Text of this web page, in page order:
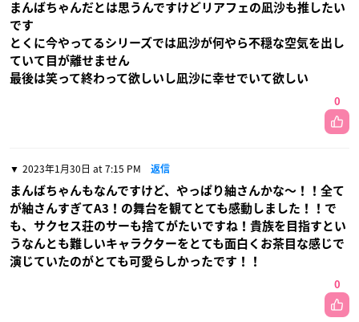
まんばちゃんだとは思うんですけどリアフェの凪沙も推したい
です
とくに今やってるシリーズでは凪沙が何やら不穏な空気を出し
ていて目が離せません
最後は笑って終わって欲しいし凪沙に幸せでいて欲しい
0
2023年1月30日 at 7:15 PM 返信
まんばちゃんもなんですけど、やっぱり紬さんかな〜！！全て
が紬さんすぎてA3！の舞台を観てとても感動しました！！で
も、サクセス荘のサーも捨てがたいですね！貴族を目指すとい
うなんとも難しいキャラクターをとても面白くお茶目な感じで
演じていたのがとても可愛らしかったです！！
0